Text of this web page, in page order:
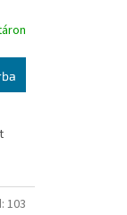
103